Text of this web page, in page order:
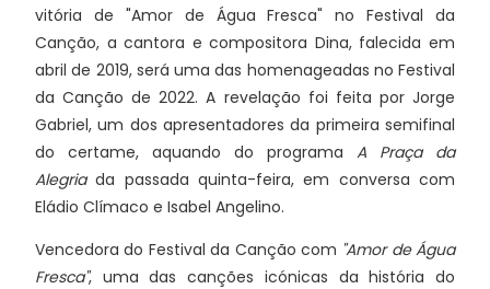
vitória de "Amor de Água Fresca" no Festival da
Canção, a cantora e compositora Dina, falecida em
abril de 2019, será uma das homenageadas no Festival
da Canção de 2022. A revelação foi feita por Jorge
Gabriel, um dos apresentadores da primeira semifinal
do certame, aquando do programa A Praça da
Alegriada passada quinta-feira, em conversa com
Eládio Clímaco e Isabel Angelino.
Vencedora do Festival da Canção com "Amor de Água
Fresca", uma das canções icónicas da história do